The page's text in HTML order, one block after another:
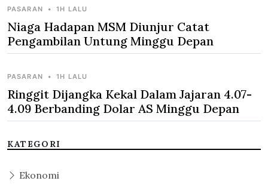
PASARAN • 1H LALU
Niaga Hadapan MSM Diunjur Catat
Pengambilan Untung Minggu Depan
PASARAN • 1H LALU
Ringgit Dijangka Kekal Dalam Jajaran 4.07-
4.09 Berbanding Dolar AS Minggu Depan
KATEGORI
Ekonomi